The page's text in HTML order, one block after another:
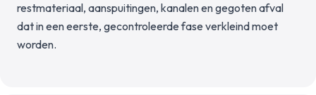
restmateriaal, aanspuitingen, kanalen en gegoten afval
dat in een eerste, gecontroleerde fase verkleind moet
worden.